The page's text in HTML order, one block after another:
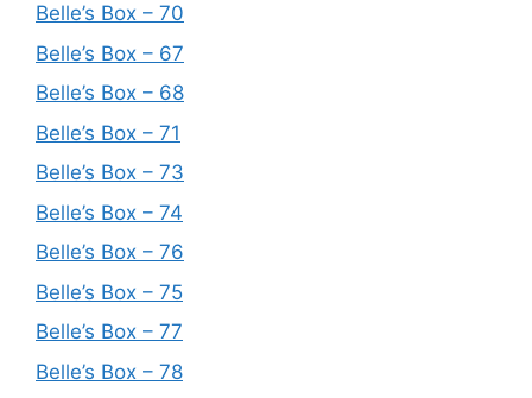
Belle’s Box – 70
Belle’s Box – 67
Belle’s Box – 68
Belle’s Box – 71
Belle’s Box – 73
Belle’s Box – 74
Belle’s Box – 76
Belle’s Box – 75
Belle’s Box – 77
Belle’s Box – 78